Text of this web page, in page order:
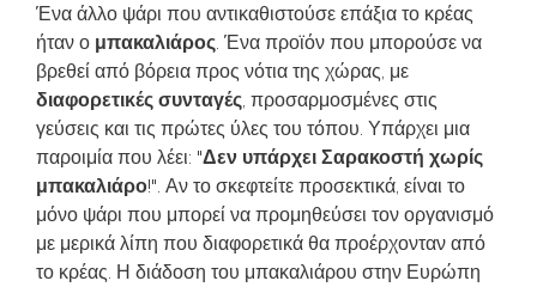
Ένα άλλο ψάρι που αντικαθιστούσε επάξια το κρέας
ήταν ο μπακαλιάρος. Ένα προϊόν που μπορούσε να
βρεθεί από βόρεια προς νότια της χώρας, με
διαφορετικές συνταγές, προσαρμοσμένες στις
γεύσεις και τις πρώτες ύλες του τόπου. Υπάρχει μια
παροιμία που λέει: "Δεν υπάρχει Σαρακοστή χωρίς
μπακαλιάρο!". Αν το σκεφτείτε προσεκτικά, είναι το
μόνο ψάρι που μπορεί να προμηθεύσει τον οργανισμό
με μερικά λίπη που διαφορετικά θα προέρχονταν από
το κρέας. Η διάδοση του μπακαλιάρου στην Ευρώπη